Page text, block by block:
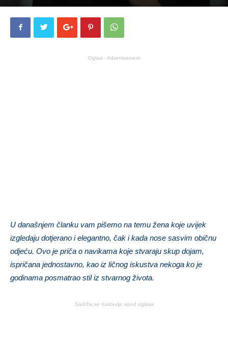
Oglasi - Advertisement
U današnjem članku vam pišemo na temu žena koje uvijek
izgledaju dotjerano i elegantno, čak i kada nose sasvim običnu
odjeću. Ovo je priča o navikama koje stvaraju skup dojam,
ispričana jednostavno, kao iz ličnog iskustva nekoga ko je
godinama posmatrao stil iz stvarnog života.
Sadržaj se nastavlja ispod oglasa